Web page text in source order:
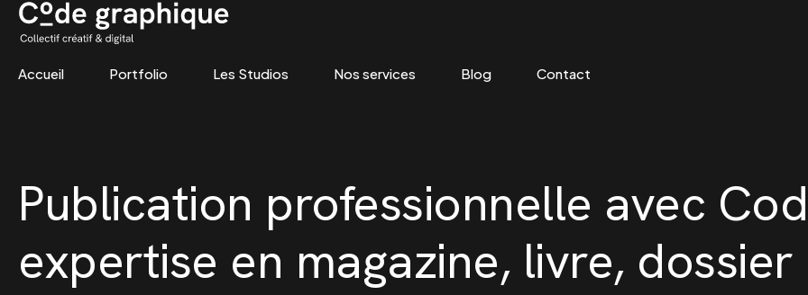
Accueil Portfolio Les Studios Nos services Blog Contact
Publication professionnelle avec
expertise en magazine, livre,